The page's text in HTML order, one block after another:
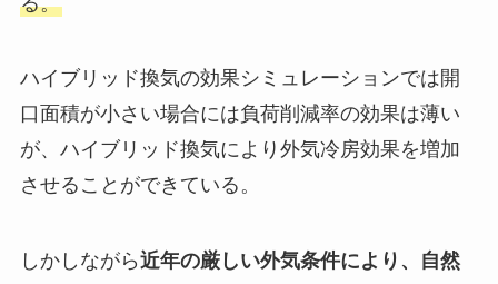
ハイブリッド換気の効果シミュレーションでは開
口面積が小さい場合には負荷削減率の効果は薄い
が、ハイブリッド換気により外気冷房効果を増加
させることができている。
しかしながら近年の厳しい外気条件により、自然